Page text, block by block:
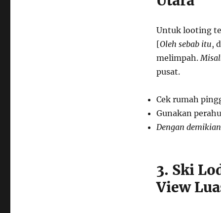
Untuk looting
[Oleh sebab itu,
melimpah.
pusat.
Cek rumah
Gunakan
Dengan demikian
3. Ski
View